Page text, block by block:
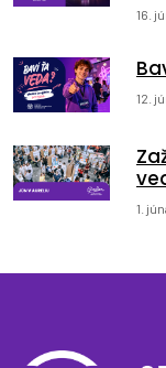
16.
12.
1.